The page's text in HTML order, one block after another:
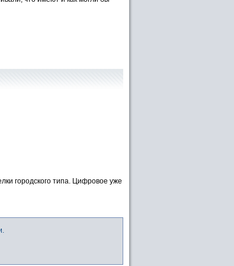
городского типа. Цифровое уже